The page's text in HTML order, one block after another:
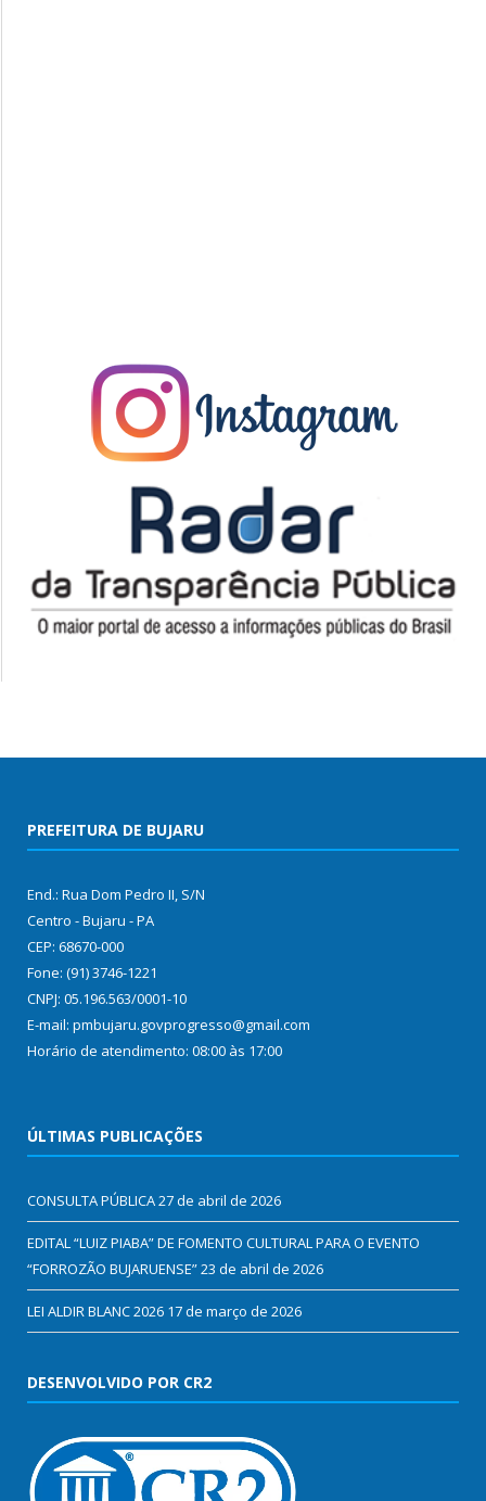
PREFEITURA DE BUJARU
End.: Rua Dom Pedro II, S/N
Centro - Bujaru - PA
CEP: 68670-000
Fone: (91) 3746-1221
CNPJ: 05.196.563/0001-10
E-mail: pmbujaru.govprogresso@gmail.com
Horário de atendimento: 08:00 às 17:00
ÚLTIMAS PUBLICAÇÕES
CONSULTA PÚBLICA27 de abril de 2026
EDITAL “LUIZ PIABA” DE FOMENTO CULTURAL PARA O EVENTO
“FORROZÃO BUJARUENSE”23 de abril de 2026
LEI ALDIR BLANC 2026 17 de março de 2026
DESENVOLVIDO POR CR2